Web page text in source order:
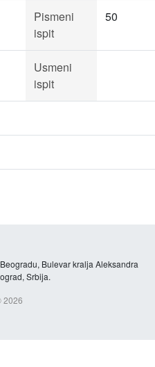
Pismeni
ispit
50
Usmeni
ispit
Bulevar kralja Aleksandra
Srbija.
2026